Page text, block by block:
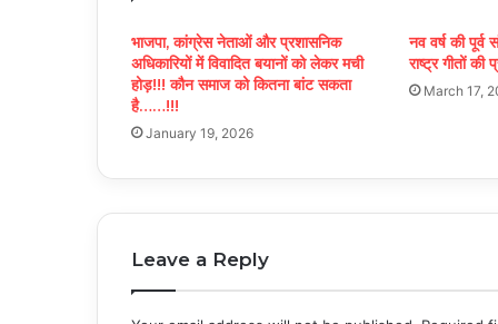
भाजपा, कांग्रेस नेताओं और प्रशासनिक
अधिकारियों में विवादित बयानों को लेकर मची
होड़!!! कौन समाज को कितना बांट सकता
है……!!!
January 19, 2026
नव वर्ष की
राष्ट्र गीतों
March 17,
Leave a Reply